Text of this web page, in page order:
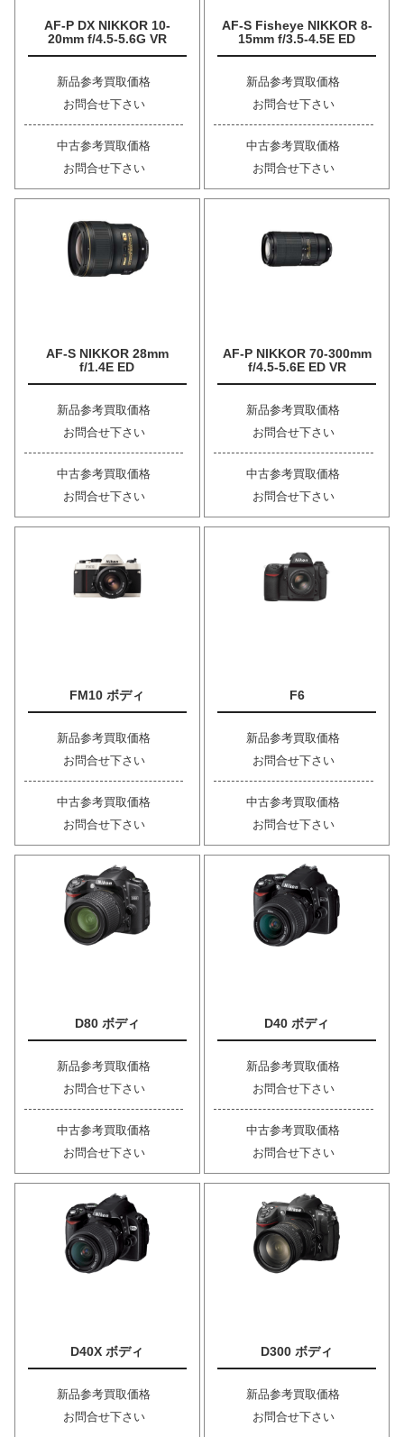
AF-P DX NIKKOR 10-
20mm f/4.5-5.6G VR
新品参考買取価格
お問合せ下さい
中古参考買取価格
お問合せ下さい
AF-S Fisheye NIKKOR 8-
15mm f/3.5-4.5E ED
新品参考買取価格
お問合せ下さい
中古参考買取価格
お問合せ下さい
AF-S NIKKOR 28mm
f/1.4E ED
新品参考買取価格
お問合せ下さい
中古参考買取価格
お問合せ下さい
AF-P NIKKOR 70-300mm
f/4.5-5.6E ED VR
新品参考買取価格
お問合せ下さい
中古参考買取価格
お問合せ下さい
FM10 ボディ
新品参考買取価格
お問合せ下さい
中古参考買取価格
お問合せ下さい
F6
新品参考買取価格
お問合せ下さい
中古参考買取価格
お問合せ下さい
D80 ボディ
新品参考買取価格
お問合せ下さい
中古参考買取価格
お問合せ下さい
D40 ボディ
新品参考買取価格
お問合せ下さい
中古参考買取価格
お問合せ下さい
D40X ボディ
新品参考買取価格
お問合せ下さい
D300 ボディ
新品参考買取価格
お問合せ下さい